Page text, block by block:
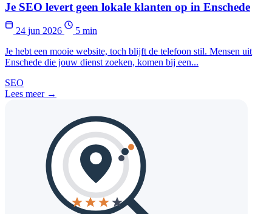
Je SEO levert geen lokale klanten op in Enschede
24 jun 2026
5 min
Je hebt een mooie website, toch blijft de telefoon stil. Mensen uit
Enschede die jouw dienst zoeken, komen bij een...
SEO
Lees meer →